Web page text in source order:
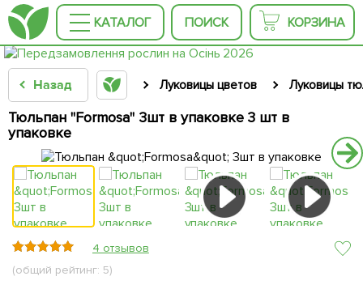
КАТАЛОГ ПОИСК КОРЗИНА
Назад Луковицы цветов Луковицы
Тюльпан "Formosa" 3шт в упаковке 3 шт в
упаковке
4 отзывов
(общий рейтинг: 5)